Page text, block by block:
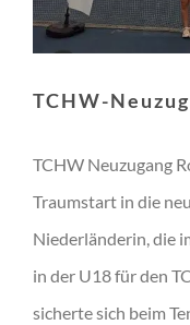
TCHW-
TCHW Neuzugang
Traumstart in die
Niederländerin, die
in der U18 für den
sicherte sich beim